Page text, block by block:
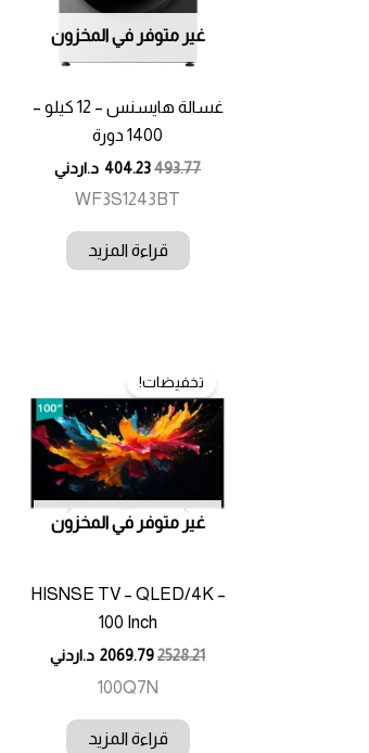
غير متوفر في المخزون
غسالة هايسنس – 12 كيلو –
1400 دورة
493.77
404.23 د.اردني
WF3S1243BT
قراءة المزيد
غير متوفر في المخزون
تخفيضات!
HISNSE TV – QLED/4K –
100 Inch
2528.21
2069.79 د.اردني
100Q7N
قراءة المزيد